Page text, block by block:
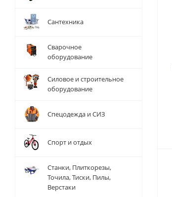
Сантехника
Сварочное
оборудование
Силовое и строительное
оборудование
Спецодежда и СИЗ
Спорт и отдых
Станки, Плиткорезы,
Точила, Тиски, Пилы,
Верстаки